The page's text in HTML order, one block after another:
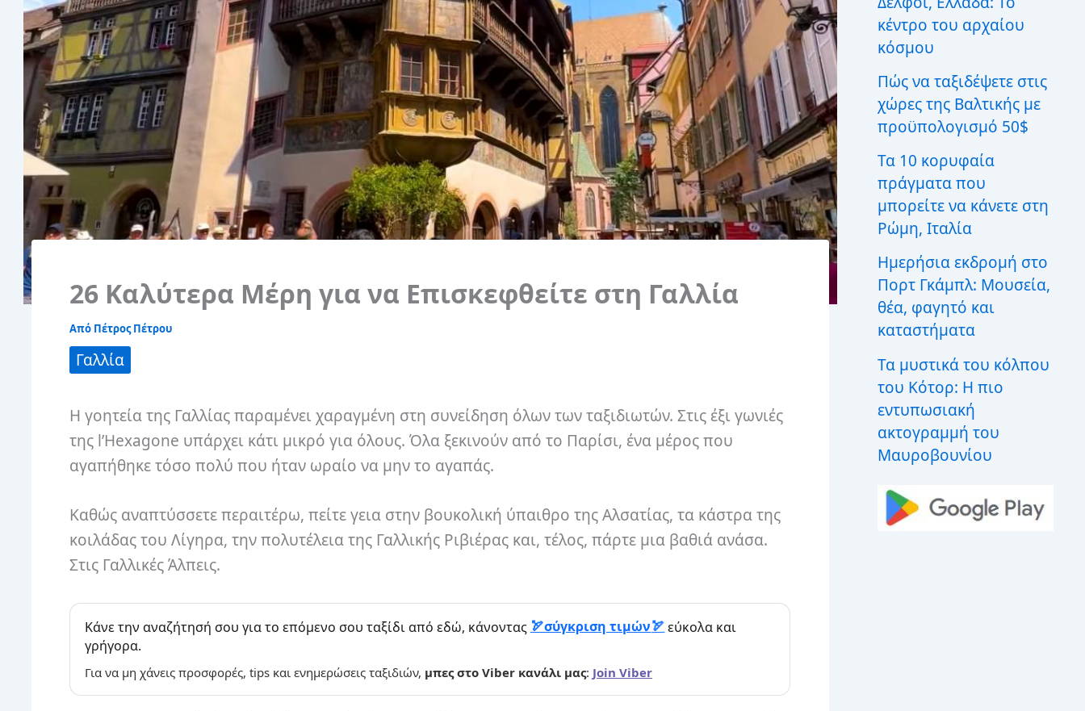
26 Καλύτερα Μέρη για να Επισκεφθείτε στη Γαλλία
Από Πέτρος Πέτρου
Γαλλία
Η γοητεία της Γαλλίας παραμένει χαραγμένη στη συνείδηση ​​όλων των ταξιδιωτών. Στις έξι γωνιές
της l’Hexagone υπάρχει κάτι μικρό για όλους. Όλα ξεκινούν από το Παρίσι, ένα μέρος που
αγαπήθηκε τόσο πολύ που ήταν ωραίο να μην το αγαπάς.
Καθώς αναπτύσσετε περαιτέρω, πείτε γεια στην βουκολική ύπαιθρο της Αλσατίας, τα κάστρα της
κοιλάδας του Λίγηρα, την πολυτέλεια της Γαλλικής Ριβιέρας και, τέλος, πάρτε μια βαθιά ανάσα.
Στις Γαλλικές Άλπεις.
Κάνε την αναζήτησή σου για το επόμενο σου ταξίδι από εδώ, κάνοντας σύγκριση τιμών
εύκολα και
γρήγορα.
Για να μη χάνεις προσφορές, tips και ενημερώσεις ταξιδιών, μπες στο Viber κανάλι μας: Join Viber
ι
α
κέντρο του αρχαίου
κόσμου
Πώς να ταξιδέψετε στις
χώρες της Βαλτικής με
προϋπολογισμό 50$
Τα 10 κορυφαία
πράγματα που
μπορείτε να κάνετε στη
Ρώμη, Ιταλία
Ημερήσια εκδρομή στο
Πορτ Γκάμπλ: Μουσεία,
θέα, φαγητό και
καταστήματα
Τα μυστικά του κόλπου
του Κότορ: Η πιο
εντυπωσιακή
ακτογραμμή του
Μαυροβουνίου